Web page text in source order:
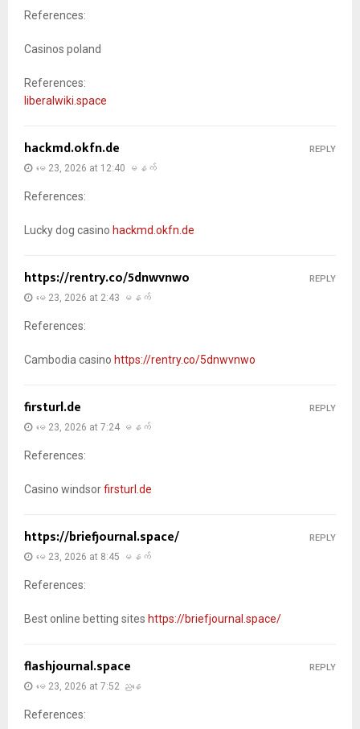
References:
Casinos poland
References:
liberalwiki.space
hackmd.okfn.de
မေ 23, 2026 at 12:40 မနက်
References:
Lucky dog casino hackmd.okfn.de
REPLY
https://rentry.co/5dnwvnwo
မေ 23, 2026 at 2:43 မနက်
References:
Cambodia casino https://rentry.co/5dnwvnwo
REPLY
firsturl.de
မေ 23, 2026 at 7:24 မနက်
References:
Casino windsorfirsturl.de
REPLY
https://briefjournal.space/
မေ 23, 2026 at 8:45 မနက်
References:
Best online betting sites https://briefjournal.space/
REPLY
flashjournal.space
မေ 23, 2026 at 7:52 ညနေ
References:
REPLY